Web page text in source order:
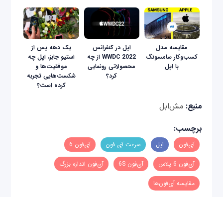
مقایسه مدل
کسب‌و‌کار سامسونگ
با اپل
اپل در کنفرانس
WWDC 2022 از چه
محصولاتی رونمایی
کرد؟
یک دهه پس از
استیو جابز، اپل چه
موفقیت‌ها و
شکست‌هایی تجربه
کرده است؟
منبع:مش‌ابل
برچسب:
آی‌فون اپل سرعت آی فون آی‌فون 6
آی‌فون 6 پلاس آی‌فون 6S آی‌فون اندازه بزرگ
مقایسه آی‌فون‌ها